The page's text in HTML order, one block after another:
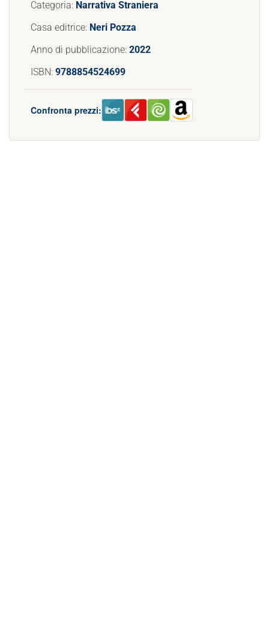
Categoria: Narrativa Straniera
Casa editrice: Neri Pozza
Anno di pubblicazione: 2022
ISBN: 9788854524699
Confronta prezzi: